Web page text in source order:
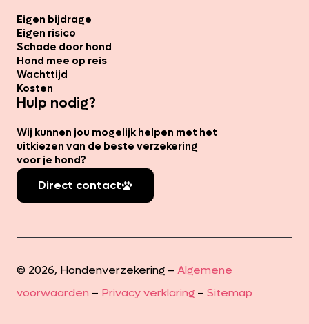
Eigen bijdrage
Eigen risico
Schade door hond
Hond mee op reis
Wachttijd
Kosten
Hulp nodig?
Wij kunnen jou mogelijk helpen met het
uitkiezen van de beste verzekering
voor je hond?
Direct contact
© 2026, Hondenverzekering – Algemene
voorwaarden – Privacy verklaring – Sitemap